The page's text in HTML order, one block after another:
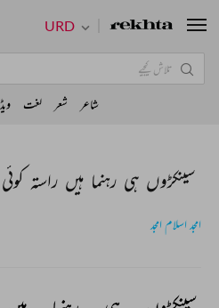
سینکڑوں ہی رہنما ہیں راستہ
امجد اسلام امجد
URD
شاعر شعر لغت